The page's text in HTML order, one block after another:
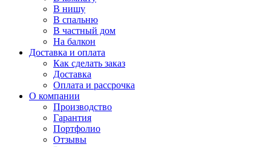
В нишу
В спальню
В частный дом
На балкон
Доставка и оплата
Как сделать заказ
Доставка
Оплата и рассрочка
О компании
Производство
Гарантия
Портфолио
Отзывы